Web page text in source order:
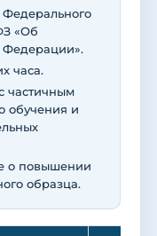
Федерального
«Об
Федерации».
часа.
частичным
обучения и
о повышении
образца.